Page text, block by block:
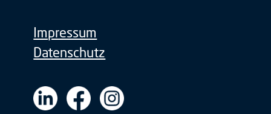
Impressum
Datenschutz